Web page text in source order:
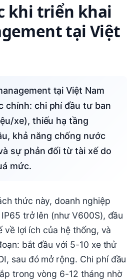
khi triển khai
tại Việt
chính: chi phí đầu tư ban
xe), thiếu hạ tầng
khả năng chống nước
sự phản đối từ tài xế do
mức.
thức này, doanh nghiệp
trở lên (như V600S), đầu
về lợi ích của hệ thống, và
bắt đầu với 5-10 xe thử
sau đó mở rộng. Chi phí đầu
trong vòng 6-12 tháng nhờ